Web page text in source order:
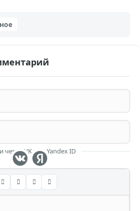
через VK или Yandex ID